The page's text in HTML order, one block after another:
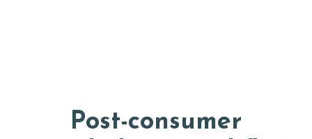
Post-consumer